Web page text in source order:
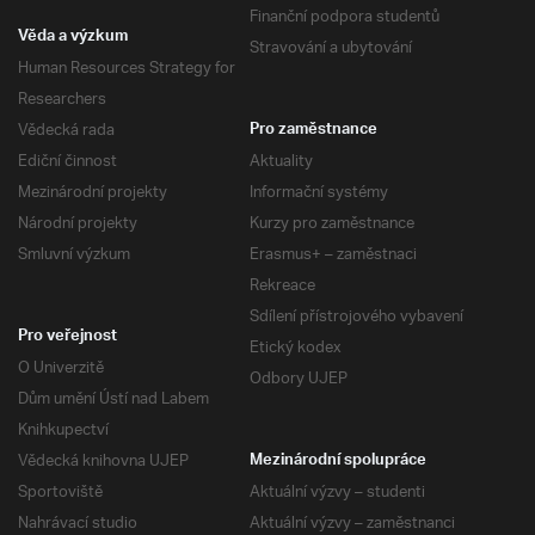
Finanční podpora studentů
Stravování a ubytování
Věda a výzkum
Human Resources Strategy for
Researchers
Vědecká rada
Ediční činnost
Mezinárodní projekty
Národní projekty
Smluvní výzkum
Pro zaměstnance
Aktuality
Informační systémy
Kurzy pro zaměstnance
Erasmus+ – zaměstnaci
Rekreace
Sdílení přístrojového vybavení
Etický kodex
Odbory UJEP
Pro veřejnost
O Univerzitě
Dům umění Ústí nad Labem
Knihkupectví
Vědecká knihovna UJEP
Sportoviště
Nahrávací studio
Mezinárodní spolupráce
Aktuální výzvy – studenti
Aktuální výzvy – zaměstnanci